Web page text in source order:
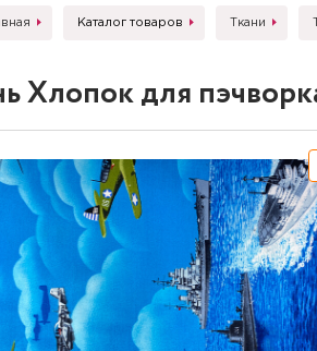
Каталог товаров Ткани
Хлопок для